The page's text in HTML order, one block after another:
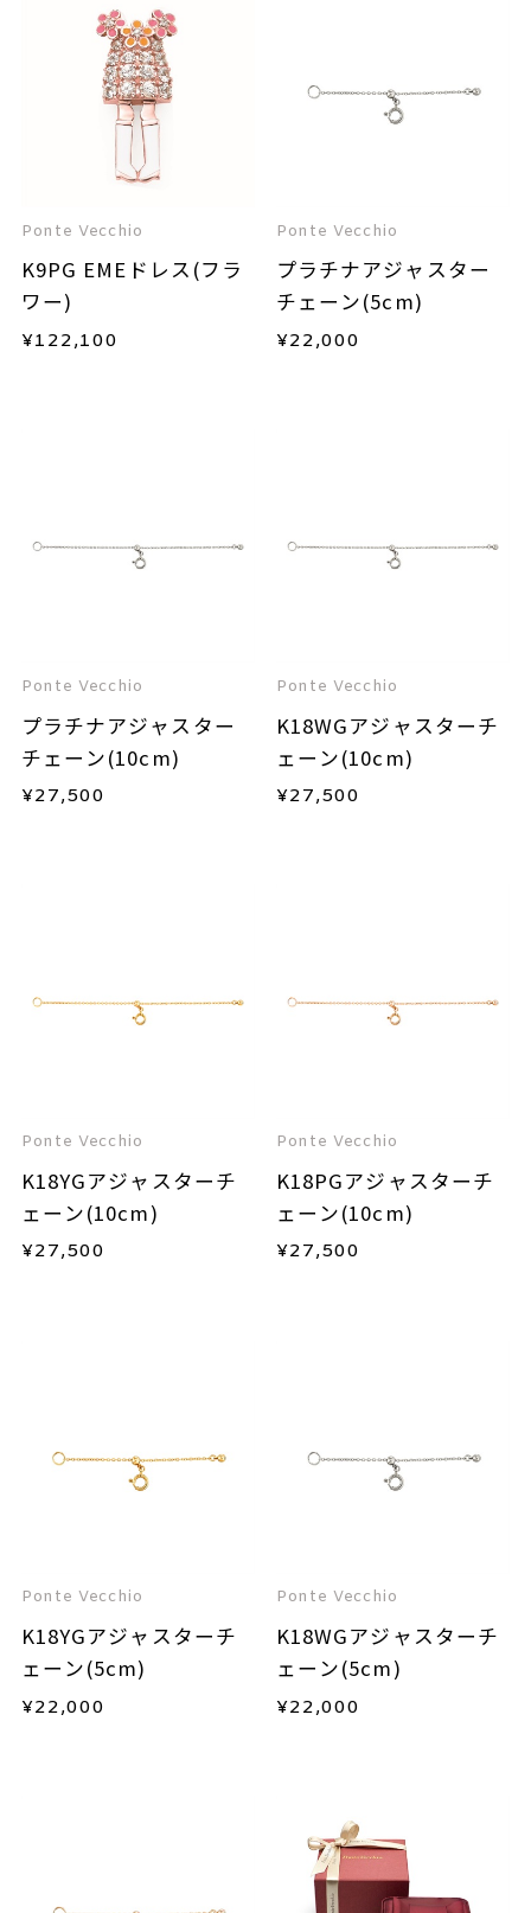
Ponte Vecchio
K9PG EMEドレス(フラ
ワー)
¥122,100
Ponte Vecchio
プラチナアジャスター
チェーン(5cm)
¥22,000
Ponte Vecchio
プラチナアジャスター
チェーン(10cm)
¥27,500
Ponte Vecchio
K18WGアジャスターチ
ェーン(10cm)
¥27,500
Ponte Vecchio
K18YGアジャスターチ
ェーン(10cm)
¥27,500
Ponte Vecchio
K18PGアジャスターチ
ェーン(10cm)
¥27,500
Ponte Vecchio
K18YGアジャスターチ
ェーン(5cm)
¥22,000
Ponte Vecchio
K18WGアジャスターチ
ェーン(5cm)
¥22,000